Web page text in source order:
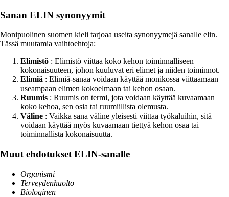
Sanan ELIN synonyymit
Monipuolinen suomen kieli tarjoaa useita synonyymejä sanalle elin.
Tässä muutamia vaihtoehtoja:
Elimistö : Elimistö viittaa koko kehon toiminnalliseen
kokonaisuuteen, johon kuuluvat eri elimet ja niiden toiminnot.
Elimiä : Elimiä-sanaa voidaan käyttää monikossa viittaamaan
useampaan elimen kokoelmaan tai kehon osaan.
Ruumis : Ruumis on termi, jota voidaan käyttää kuvaamaan
koko kehoa, sen osia tai ruumiillista olemusta.
Väline : Vaikka sana väline yleisesti viittaa työkaluihin, sitä
voidaan käyttää myös kuvaamaan tiettyä kehon osaa tai
toiminnallista kokonaisuutta.
Muut ehdotukset ELIN-sanalle
Organismi
Terveydenhuolto
Biologinen